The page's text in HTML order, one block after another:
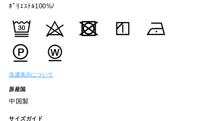
ﾎﾟﾘｴｽﾃﾙ100%/
洗濯表示について
原産国
中国製
サイズガイド